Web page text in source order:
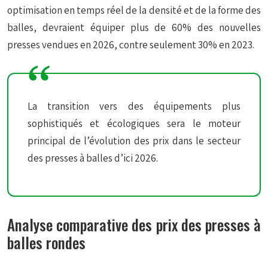
optimisation en temps réel de la densité et de la forme des
balles, devraient équiper plus de 60% des nouvelles
presses vendues en 2026, contre seulement 30% en 2023.
La transition vers des équipements plus
sophistiqués et écologiques sera le moteur
principal de l’évolution des prix dans le secteur
des presses à balles d’ici 2026.
Analyse comparative des prix des presses à
balles rondes